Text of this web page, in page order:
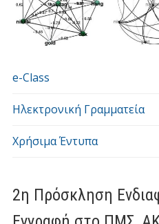
e-Class
Ηλεκτρονική Γραμματεία
Χρήσιμα Έντυπα
2η Πρόσκληση